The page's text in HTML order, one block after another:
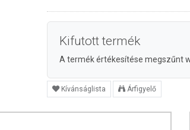
Kifutott termék
A termék értékesítése megszűnt
Kívánságlista Árfigyelő